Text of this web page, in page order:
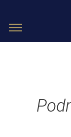
Toggle